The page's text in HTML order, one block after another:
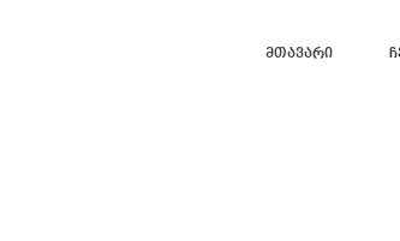
Მთავარი